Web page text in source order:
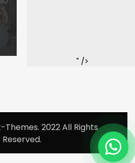
" />
Themes. 2022 All Rights
Reserved.